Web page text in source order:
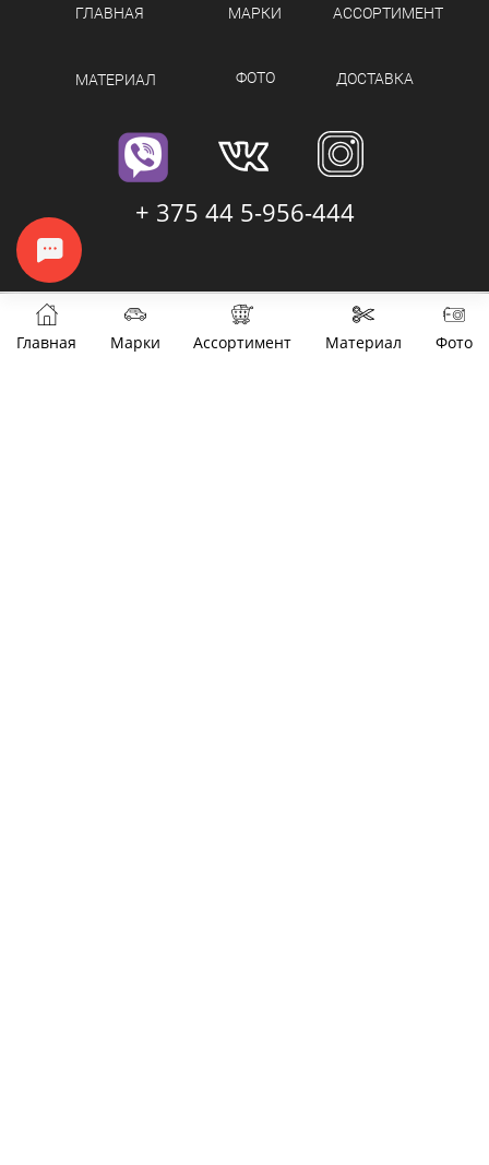
Главная Марки Ассортимент Материал Фото
ГЛАВНАЯ
МАТЕРИАЛ
МАРКИ
ФОТО
АССОРТИМЕНТ
ДОСТАВКА
+ 375 44 5-956-444